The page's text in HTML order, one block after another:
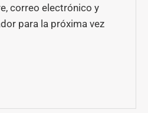
correo electrónico y
para la próxima vez